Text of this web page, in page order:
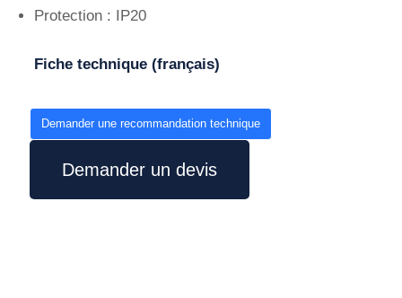
Protection : IP20
Fiche technique (français)
Demander une recommandation technique
Demander un devis